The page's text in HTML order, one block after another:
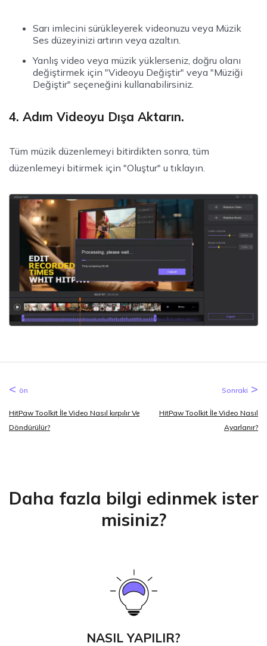
Sarı imlecini sürükleyerek videonuzu veya Müzik
Ses düzeyinizi artırın veya azaltın.
Yanlış video veya müzik yüklerseniz, doğru olanı
değiştirmek için "Videoyu Değiştir" veya "Müziği
Değiştir" seçeneğini kullanabilirsiniz.
4. Adım Videoyu Dışa Aktarın.
Tüm müzik düzenlemeyi bitirdikten sonra, tüm
düzenlemeyi bitirmek için "Oluştur" u tıklayın.
ön
HitPaw Toolkit İle Video Nasıl kırpılır Ve
Döndürülür?
Sonraki
HitPaw Toolkit İle Video Nasıl
Ayarlanır?
Daha fazla bilgi edinmek ister
misiniz?
NASIL YAPILIR?